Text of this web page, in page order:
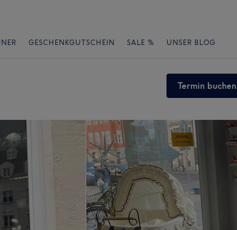
GESCHENKGUTSCHEIN SALE % UNSER BLOG
Termin buchen